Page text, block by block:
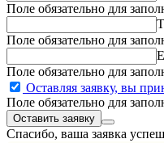
Поле обязательно для
Поле обязательно для
Поле обязательно для
Оставляя заявку, вы
Поле обязательно для
Спасибо, ваша заявка